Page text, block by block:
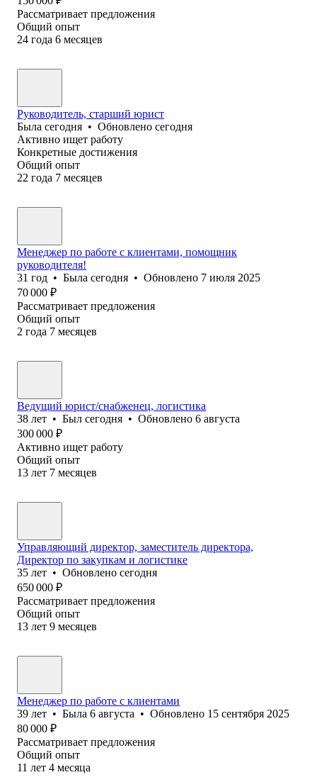
Рассматривает предложения
Общий опыт
24 года 6 месяцев
Руководитель, старший юрист
Была сегодня • Обновлено сегодня
Активно ищет работу
Конкретные достижения
Общий опыт
22 года 7 месяцев
Менеджер по работе с клиентами, помощник
руководителя!
31 год • Была сегодня • Обновлено 7 июля 2025
70 000 ₽
Рассматривает предложения
Общий опыт
2 года 7 месяцев
Ведущий юрист/снабженец, логистика
38 лет • Был сегодня • Обновлено 6 августа
300 000 ₽
Активно ищет работу
Общий опыт
13 лет 7 месяцев
Управляющий директор, заместитель директора,
Директор по закупкам и логистике
35 лет • Обновлено сегодня
650 000 ₽
Рассматривает предложения
Общий опыт
13 лет 9 месяцев
Менеджер по работе с клиентами
39 лет • Была 6 августа • Обновлено 15 сентября 2025
80 000 ₽
Рассматривает предложения
Общий опыт
11 лет 4 месяца